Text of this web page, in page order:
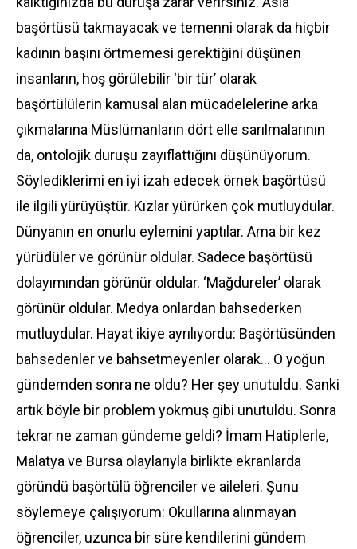
başörtüsü takmayacak ve temenni olarak da hiçbir
kadının başını örtmemesi gerektiğini düşünen
insanların, hoş görülebilir ‘bir tür’ olarak
başörtülülerin kamusal alan mücadelelerine arka
çıkmalarına Müslümanların dört elle sarılmalarının
da, ontolojik duruşu zayıflattığını düşünüyorum.
Söylediklerimi en iyi izah edecek örnek başörtüsü
ile ilgili yürüyüştür. Kızlar yürürken çok mutluydular.
Dünyanın en onurlu eylemini yaptılar. Ama bir kez
yürüdüler ve görünür oldular. Sadece başörtüsü
dolayımından görünür oldular. ‘Mağdureler’ olarak
görünür oldular. Medya onlardan bahsederken
mutluydular. Hayat ikiye ayrılıyordu: Başörtüsünden
bahsedenler ve bahsetmeyenler olarak... O yoğun
gündemden sonra ne oldu? Her şey unutuldu. Sanki
artık böyle bir problem yokmuş gibi unutuldu. Sonra
tekrar ne zaman gündeme geldi? İmam Hatiplerle,
Malatya ve Bursa olaylarıyla birlikte ekranlarda
göründü başörtülü öğrenciler ve aileleri. Şunu
söylemeye çalışıyorum: Okullarına alınmayan
öğrenciler, uzunca bir süre kendilerini gündem